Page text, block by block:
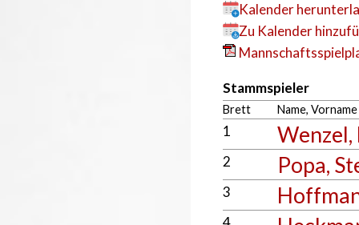
Kalender
Zu Kalender
Stammspieler
Brett Name, Vorname
1
2 Popa,
3